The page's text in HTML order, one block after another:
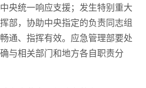
央统一响应支援；发生特别重大
部，协助中央指定的负责同志组
通、指挥有效。应急管理部要处
与相关部门和地方各自职责分